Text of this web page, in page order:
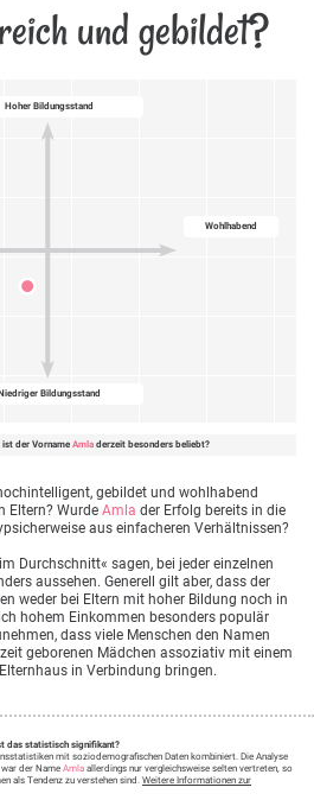
und gebildet?
Hoher Bildungsstand
Wohlhabend
Bildungsstand
ist der Vorname Amladerzeit besonders beliebt?
gebildet und wohlhabend
Eltern? Wurde Amla der Erfolg bereits in die
aus einfacheren Verhältnissen?
Durchschnitt« sagen, bei jeder einzelnen
aussehen. Generell gilt aber, dass der
weder bei Eltern mit hoher Bildung noch in
hohem Einkommen besonders populär
dass viele Menschen den Namen
geborenen Mädchen assoziativ mit einem
in Verbindung bringen.
das statistisch signifikant?
mit soziodemografischen Daten kombiniert. Die Analyse
der Name Amla allerdings nur vergleichsweise selten vertreten, so
als Tendenz zu verstehen sind. Weitere Informationen zur